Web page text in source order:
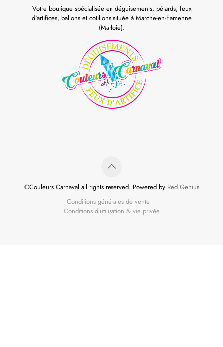
Votre boutique spécialisée en déguisements, pétards, feux
d'artifices, ballons et cotillons située à Marche-en-Famenne
(Marloie).
©Couleurs Carnaval all rights reserved. Powered by Red Genius
Conditions générales de vente
Conditions d’utilisation & vie privée